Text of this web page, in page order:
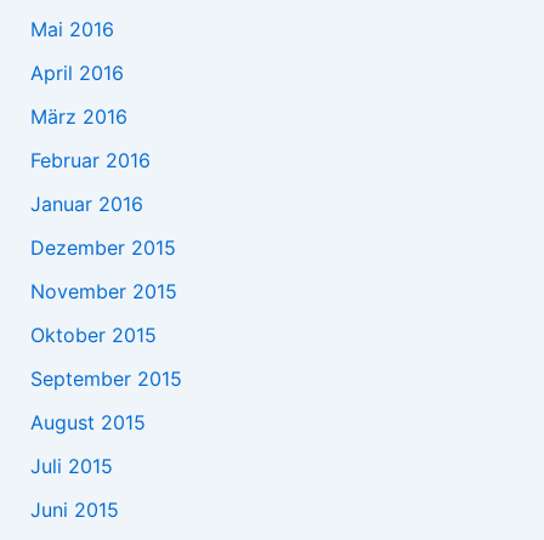
Mai 2016
April 2016
März 2016
Februar 2016
Januar 2016
Dezember 2015
November 2015
Oktober 2015
September 2015
August 2015
Juli 2015
Juni 2015